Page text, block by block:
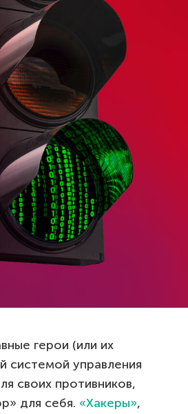
герои (или их
системой управления
своих противников,
для себя. «Хакеры»,